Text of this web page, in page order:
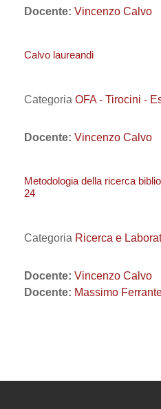
Docente: Vincenzo Calvo
Calvo laureandi
Categoria OFA - Tirocini -
Docente: Vincenzo Calvo
Metodologia della ricerca
24
Categoria Ricerca e
Docente: Vincenzo Calvo
Docente: Massimo